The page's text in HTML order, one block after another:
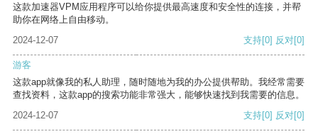
这款加速器VPM应用程序可以给你提供最高速度和安全性的连接，并帮
助你在网络上自由移动。
2024-12-07
支持[0] 反对[0]
游客
这款app就像我的私人助理，随时随地为我的办公提供帮助。我经常需要
查找资料，这款app的搜索功能非常强大，能够快速找到我需要的信息。
2024-12-07
支持[0] 反对[0]